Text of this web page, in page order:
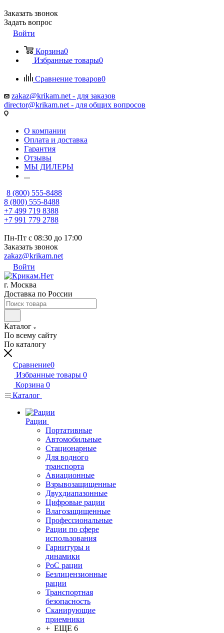
Заказать звонок
Задать вопрос
Войти
Корзина0
Избранные товары0
Сравнение товаров0
zakaz@krikam.net - для заказов
director@krikam.net - для общих вопросов
О компании
Оплата и доставка
Гарантия
Отзывы
МЫ ДИЛЕРЫ
...
8 (800) 555-8488
8 (800) 555-8488
+7 499 719 8388
+7 991 779 2788
Пн-Пт с 08:30 до 17:00
Заказать звонок
zakaz@krikam.net
Войти
г. Москва
Доставка по России
Каталог
По всему сайту
По каталогу
Сравнение0
Избранные товары 0
Корзина 0
Каталог
Рации
Портативные
Автомобильные
Стационарные
Для водного
транспорта
Авиационные
Взрывозащищенные
Двухдиапазонные
Цифровые рации
Влагозащищенные
Профессиональные
Рации по сфере
использования
Гарнитуры и
динамики
PoC рации
Безлицензионные
рации
Транспортная
безопасность
Сканирующие
приемники
+ ЕЩЕ 6